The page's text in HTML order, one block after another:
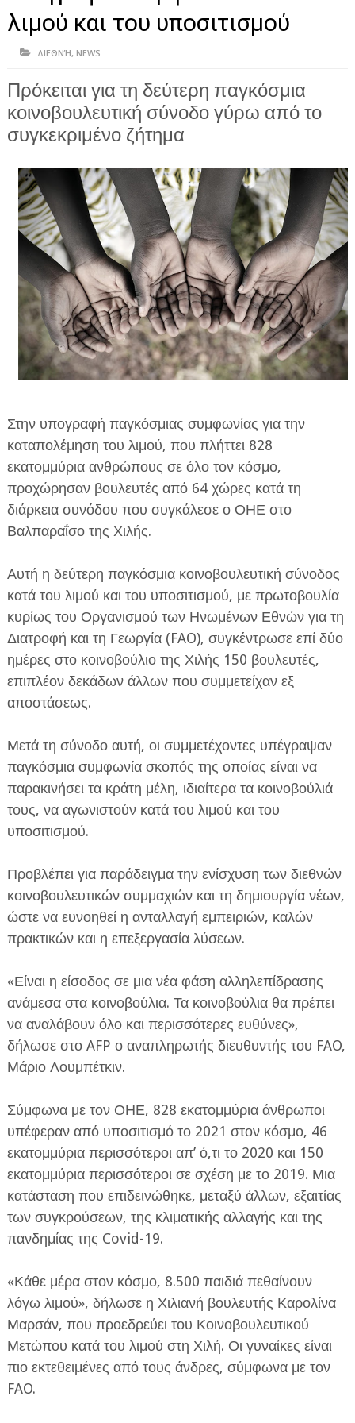
ΗΠΕΙΡΟΣ
ΙΩΑΝΝΙΝΑ
ΘΕΣΠΡΩΤΙΑ
ΚΑΙ ΕΛΛΑΔΑ
ΥΓΕΙΑ-ΟΜΟΡΦΙΑ
ΠΟΛΙΤΙΣΜΟΣ
ΠΕΡΙΒΑΛΛΟΝ
ΤΕΧΝΟΛΟΓΙΑ
ΔΙΕΘΝΗ
ΕΦΗΜΕΡΙΔΑ Η ΠΑΡΓΑ
ΠΛΗΡΟΦΟΡΙΕΣ
λιμού και του υποσιτισμού
ΔΙΕΘΝΉ, NEWS
Πρόκειται για τη δεύτερη παγκόσμια
κοινοβουλευτική σύνοδο γύρω από το
συγκεκριμένο ζήτημα
Στην υπογραφή παγκόσμιας συμφωνίας για την
καταπολέμηση του λιμού, που πλήττει 828
εκατομμύρια ανθρώπους σε όλο τον κόσμο,
προχώρησαν βουλευτές από 64 χώρες κατά τη
διάρκεια συνόδου που συγκάλεσε ο ΟΗΕ στο
Βαλπαραΐσο της Χιλής.
Αυτή η δεύτερη παγκόσμια κοινοβουλευτική σύνοδος
κατά του λιμού και του υποσιτισμού, με πρωτοβουλία
κυρίως του Οργανισμού των Ηνωμένων Εθνών για τη
Διατροφή και τη Γεωργία (FAO), συγκέντρωσε επί δύο
ημέρες στο κοινοβούλιο της Χιλής 150 βουλευτές,
επιπλέον δεκάδων άλλων που συμμετείχαν εξ
αποστάσεως.
Μετά τη σύνοδο αυτή, οι συμμετέχοντες υπέγραψαν
παγκόσμια συμφωνία σκοπός της οποίας είναι να
παρακινήσει τα κράτη μέλη, ιδιαίτερα τα κοινοβούλιά
τους, να αγωνιστούν κατά του λιμού και του
υποσιτισμού.
Προβλέπει για παράδειγμα την ενίσχυση των διεθνών
κοινοβουλευτικών συμμαχιών και τη δημιουργία νέων,
ώστε να ευνοηθεί η ανταλλαγή εμπειριών, καλών
πρακτικών και η επεξεργασία λύσεων.
«Είναι η είσοδος σε μια νέα φάση αλληλεπίδρασης
ανάμεσα στα κοινοβούλια. Τα κοινοβούλια θα πρέπει
να αναλάβουν όλο και περισσότερες ευθύνες»,
δήλωσε στο AFP ο αναπληρωτής διευθυντής του FAO,
Μάριο Λουμπέτκιν.
Σύμφωνα με τον ΟΗΕ, 828 εκατομμύρια άνθρωποι
υπέφεραν από υποσιτισμό το 2021 στον κόσμο, 46
εκατομμύρια περισσότεροι απ’ ό,τι το 2020 και 150
εκατομμύρια περισσότεροι σε σχέση με το 2019. Μια
κατάσταση που επιδεινώθηκε, μεταξύ άλλων, εξαιτίας
των συγκρούσεων, της κλιματικής αλλαγής και της
πανδημίας της Covid-19.
«Κάθε μέρα στον κόσμο, 8.500 παιδιά πεθαίνουν
λόγω λιμού», δήλωσε η Χιλιανή βουλευτής Καρολίνα
Μαρσάν, που προεδρεύει του Κοινοβουλευτικού
Μετώπου κατά του λιμού στη Χιλή. Οι γυναίκες είναι
πιο εκτεθειμένες από τους άνδρες, σύμφωνα με τον
FAO.